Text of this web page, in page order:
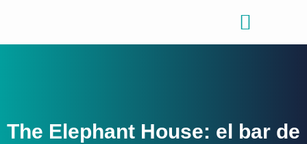
The Elephant House: el bar de